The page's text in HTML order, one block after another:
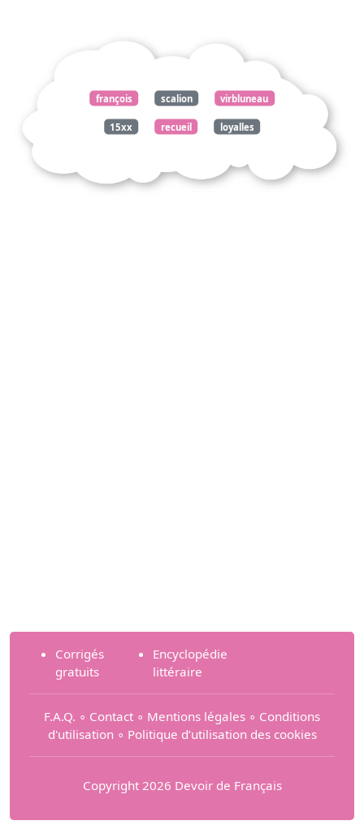
françois scalion virbluneau
15xx recueil loyalles
voix confortes
Corrigés
gratuits
Encyclopédie
littéraire
F.A.Q. ∘ Contact ∘ Mentions légales ∘ Conditions
d'utilisation ∘ Politique d’utilisation des cookies
Copyright 2026 Devoir de Français